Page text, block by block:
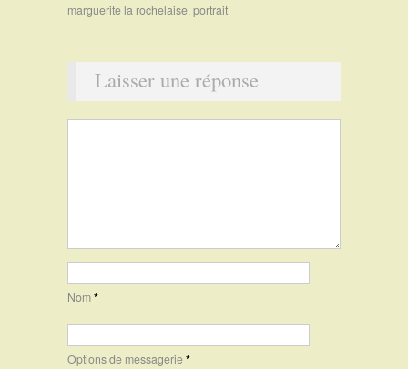
marguerite la rochelaise,portrait
Laisser une réponse
Nom*
Options de messagerie*